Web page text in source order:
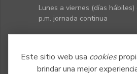
Este sitio web usa cookies
brindar una mejor
Lunes a viernes (días hábiles)
p.m. jornada continua